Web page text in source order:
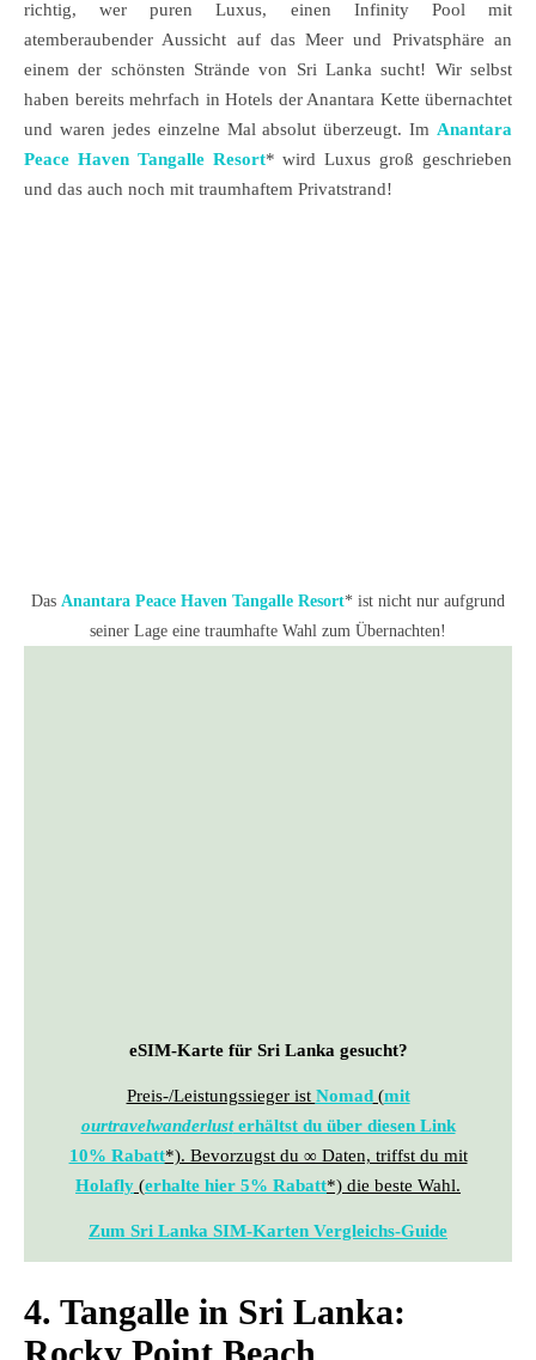
richtig, wer puren Luxus, einen Infinity Pool mit
atemberaubender Aussicht auf das Meer und Privatsphäre an
einem der schönsten Strände von Sri Lanka sucht! Wir selbst
haben bereits mehrfach in Hotels der Anantara Kette übernachtet
und waren jedes einzelne Mal absolut überzeugt. Im Anantara
Peace Haven Tangalle Resort* wird Luxus groß geschrieben
und das auch noch mit traumhaftem Privatstrand!
Das Anantara Peace Haven Tangalle Resort* ist nicht nur aufgrund
seiner Lage eine traumhafte Wahl zum Übernachten!
eSIM-Karte für Sri Lanka gesucht?
Preis-/Leistungssieger ist Nomad(mit
ourtravelwanderlusterhältst du über diesen Link
10% Rabatt*). Bevorzugst du ∞ Daten, triffst du mit
Holafly (erhalte hier 5% Rabatt*) die beste Wahl.
Zum Sri Lanka SIM-Karten Vergleichs-Guide
4. Tangalle in Sri Lanka: